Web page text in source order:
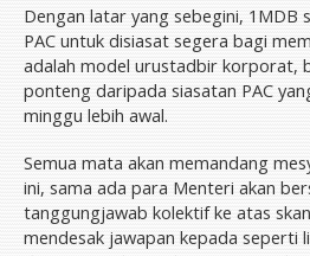
Dengan latar yang sebegini, 1MDB
PAC untuk disiasat segera bagi
adalah model urustadbir korporat,
ponteng daripada siasatan PAC
minggu lebih awal.
Semua mata akan memandang
ini, sama ada para Menteri akan
tanggungjawab kolektif ke atas
mendesak jawapan kepada seperti